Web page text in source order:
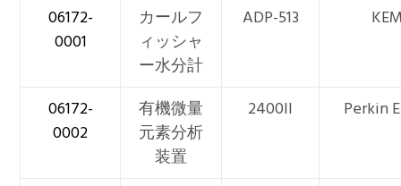
06172-
0001
カールフ
ィッシャ
ー水分計
ADP-513
06172-
0002
有機微量
元素分析
装置
2400II Perkin